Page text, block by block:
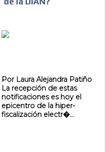
Por Laura Alejandra Patiño
La recepción de estas
notificaciones es hoy el
epicentro de la hiper-
fiscalización electr�...